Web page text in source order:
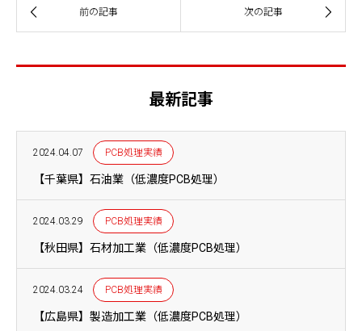
最新記事
2024.04.07 PCB処理実績
【千葉県】石油業（低濃度PCB処理）
2024.03.29 PCB処理実績
【秋田県】石材加工業（低濃度PCB処理）
2024.03.24 PCB処理実績
【広島県】製造加工業（低濃度PCB処理）